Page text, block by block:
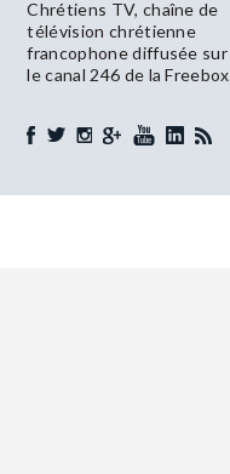
Chrétiens TV, chaîne de
télévision chrétienne
francophone diffusée sur
le canal 246 de la Freebox